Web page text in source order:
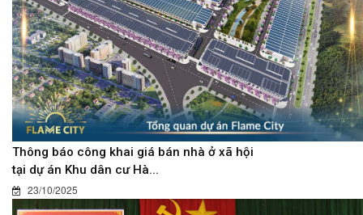
Thông báo công khai giá bán nhà ở xã hội
tại dự án Khu dân cư Hà...
23/10/2025